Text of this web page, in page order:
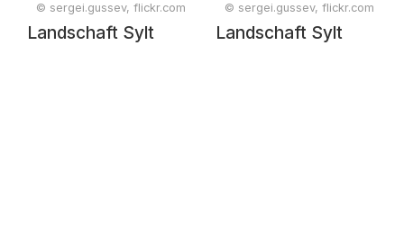
© sergei.gussev, flickr.com
Landschaft Sylt
© sergei.gussev, flickr.com
Landschaft Sylt